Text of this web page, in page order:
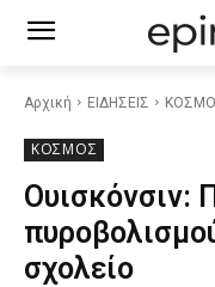
Αρχική ΕΙΔΗΣΕΙΣ
ΚΟΣΜΟΣ
Ουισκόνσιν:
σχολείο